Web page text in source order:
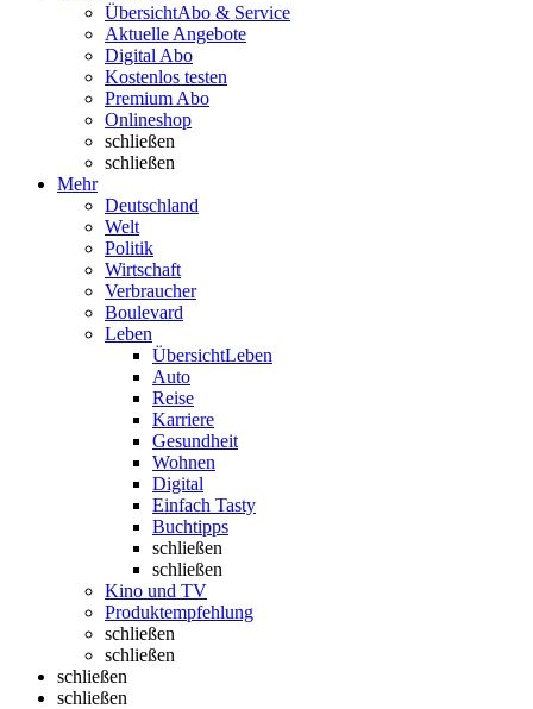
ÜbersichtAbo & Service
Aktuelle Angebote
Digital Abo
Kostenlos testen
Premium Abo
Onlineshop
schließen
schließen
Mehr
Deutschland
Welt
Politik
Wirtschaft
Verbraucher
Boulevard
Leben
ÜbersichtLeben
Auto
Reise
Karriere
Gesundheit
Wohnen
Digital
Einfach Tasty
Buchtipps
schließen
schließen
Kino und TV
Produktempfehlung
schließen
schließen
schließen
schließen